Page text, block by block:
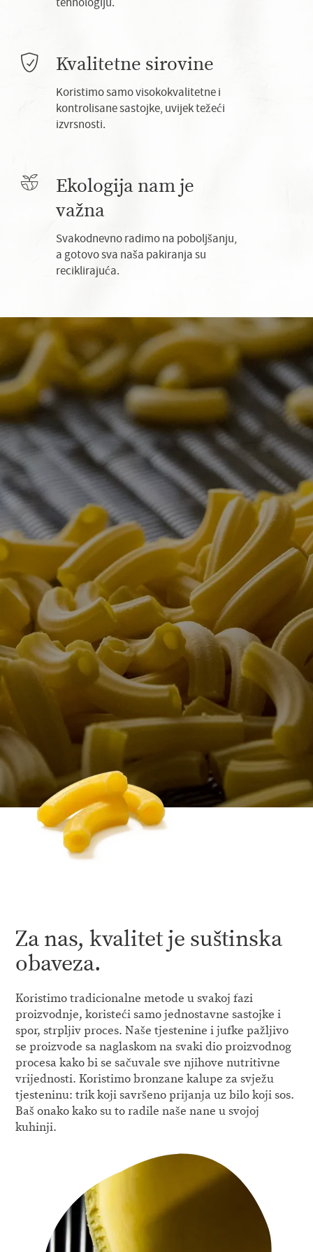
Kvalitetne sirovine
Koristimo samo visokokvalitetne i
kontrolisane sastojke, uvijek težeći
izvrsnosti.
Ekologija nam je
važna
Svakodnevno radimo na poboljšanju,
a gotovo sva naša pakiranja su
reciklirajuća.
KVALITET
Autentični okusi i regionalni
Za nas, kvalitet je suštinska
obaveza.
Koristimo tradicionalne metode u svakoj fazi
proizvodnje, koristeći samo jednostavne sastojke i
spor, strpljiv proces. Naše tjestenine i jufke pažljivo
se proizvode sa naglaskom na svaki dio proizvodnog
procesa kako bi se sačuvale sve njihove nutritivne
vrijednosti. Koristimo bronzane kalupe za svježu
tjesteninu: trik koji savršeno prijanja uz bilo koji sos.
Baš onako kako su to radile naše nane u svojoj
kuhinji.